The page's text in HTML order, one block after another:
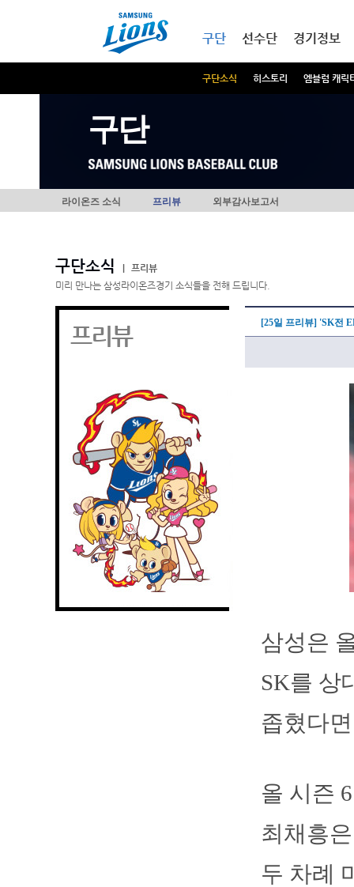
구단
구단소식 히스토리 엠블럼 캐릭
선수단 경기정보
구단
라이온즈 소식 프리뷰 외부감사보고서
구단소식
프리뷰
미리 만나는 삼성라이온즈경기 소식들을 전해 드립니다.
프리뷰 [25일 프리뷰] 'SK전
삼성은
SK를 상
좁혔다
올 시즌
최채흥
두 차례